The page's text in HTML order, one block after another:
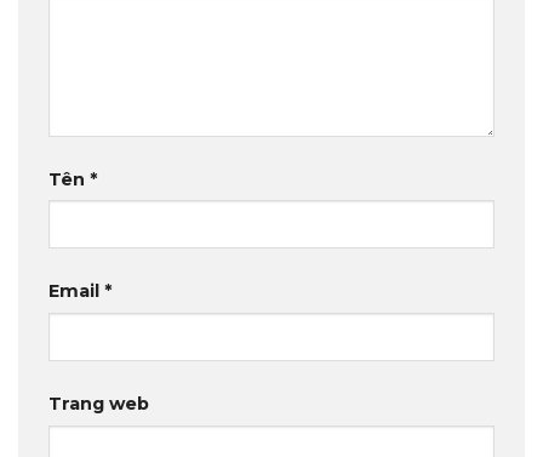
Tên *
Email *
Trang web